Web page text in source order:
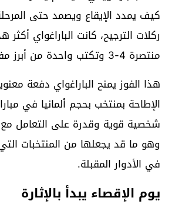
كيف يمدد الإيقاع ويصمد حتى
ركلات الترجيح، كانت الباراغواي
منتصرة 4-3 وتكتب واحدة من أبرز مفاجآت هذا الدور.
هذا الفوز يمنح الباراغواي دفعة
الإطاحة بمنتخب بحجم ألمانيا في
شخصية قوية وقدرة على التعامل مع
وهو ما قد يجعلها من المنتخبات
في الأدوار المقبلة.
يوم الإقصاء يبدأ بالإثارة